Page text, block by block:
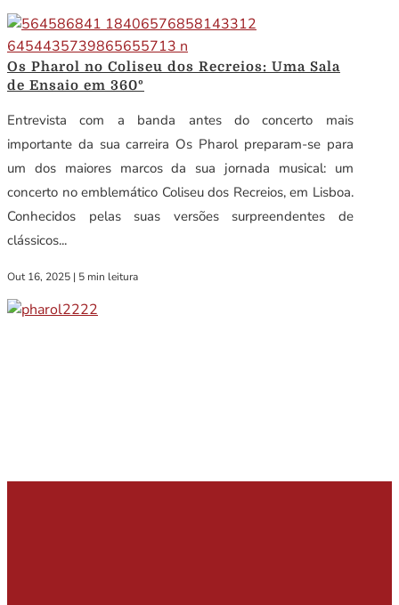
Os Pharol no Coliseu dos Recreios: Uma Sala
de Ensaio em 360º
Entrevista com a banda antes do concerto mais
importante da sua carreira Os Pharol preparam-se para
um dos maiores marcos da sua jornada musical: um
concerto no emblemático Coliseu dos Recreios, em Lisboa.
Conhecidos pelas suas versões surpreendentes de
clássicos...
Out 16, 2025 | 5 min leitura